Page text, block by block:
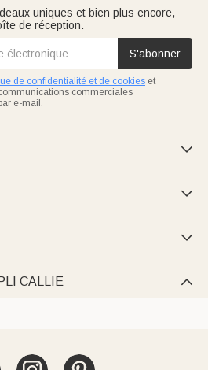
uniques et bien plus encore,
de réception.
S'abonner
de confidentialité et de cookies et
commerciales
e-mail.



CALLIE 